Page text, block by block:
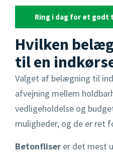
Pumpebrønde
Rensebrønd
Skelbrønd
Ring i dag for et godt
Hvilken
til en
Valget af belægning til
afvejning mellem
vedligeholdelse og
muligheder, og de er ret
Betonfliser er det mest